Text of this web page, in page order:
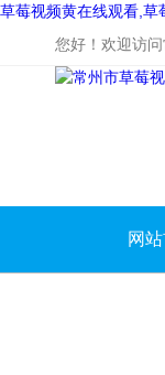
草莓视频黄在线观看,草
您好！欢迎
网